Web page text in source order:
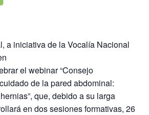
a iniciativa de la Vocalía Nacional
el webinar “Consejo
de la pared abdominal:
que, debido a su larga
en dos sesiones formativas, 26